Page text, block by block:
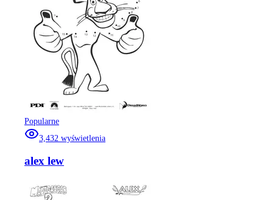
Popularne
3,432 wyświetlenia
alex lew